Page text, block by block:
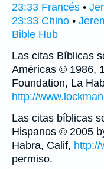
23:33 Francés •
23:33 Chino •
Bible Hub
Las citas Bíblicas
Américas © 1986,
Foundation, La
http://
Las citas bíblicas
Hispanos © 2005
Habra, Calif, http://
permiso.